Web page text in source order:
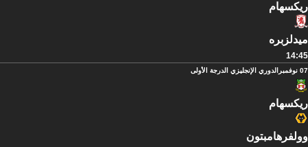
ريكسهام
ميدلزبره
14:45
07 نوفمبر الدوري الإنجليزي الدرجة الأولى
ريكسهام
وولفرهامبتون